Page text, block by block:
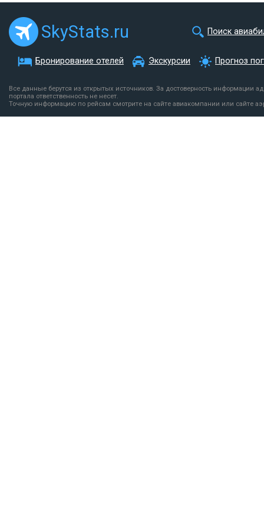
SkyStats.ru Поиск
Бронирование отелей Экскурсии Прогноз
Все данные берутся из открытых источников. За достоверность информации
портала ответственность не несет.
Точную информацию по рейсам смотрите на сайте авиакомпании или сайте